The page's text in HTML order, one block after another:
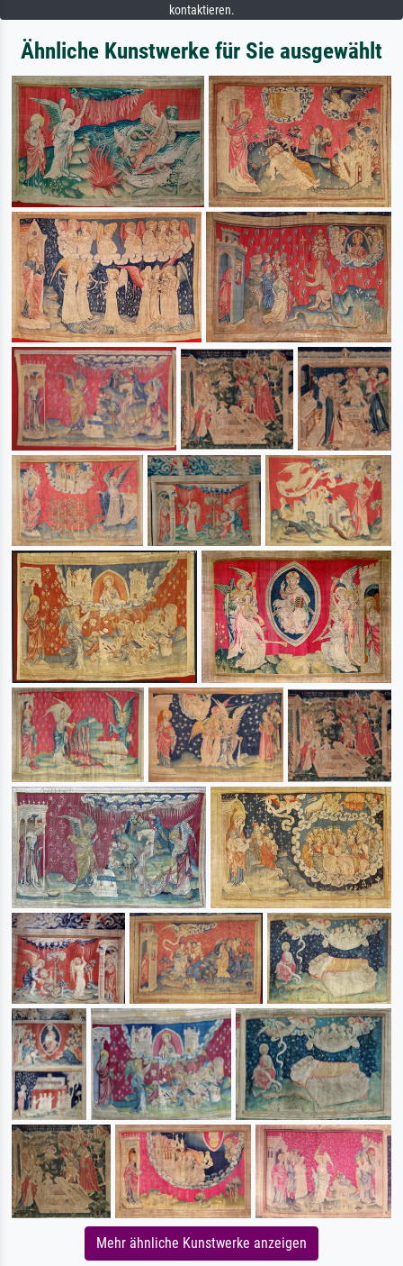
kontaktieren.
Ähnliche Kunstwerke für Sie ausgewählt
Mehr ähnliche Kunstwerke anzeigen